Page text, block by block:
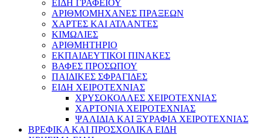
ΕΙΔΗ ΓΡΑΦΕΙΟΥ
ΑΡΙΘΜΟΜΗΧΑΝΕΣ ΠΡΑΞΕΩΝ
ΧΑΡΤΕΣ ΚΑΙ ΑΤΛΑΝΤΕΣ
ΚΙΜΩΛΙΕΣ
ΑΡΙΘΜΗΤΗΡΙΟ
ΕΚΠΑΙΔΕΥΤΙΚΟΙ ΠΙΝΑΚΕΣ
ΒΑΦΕΣ ΠΡΟΣΩΠΟΥ
ΠΑΙΔΙΚΕΣ ΣΦΡΑΓΙΔΕΣ
ΕΙΔΗ ΧΕΙΡΟΤΕΧΝΙΑΣ
ΧΡΥΣΟΚΟΛΛΕΣ ΧΕΙΡΟΤΕΧΝΙΑΣ
ΧΑΡΤΟΝΙΑ ΧΕΙΡΟΤΕΧΝΙΑΣ
ΨΑΛΙΔΙΑ ΚΑΙ ΞΥΡΑΦΙΑ ΧΕΙΡΟΤΕΧΝΙΑΣ
ΒΡΕΦΙΚΑ ΚΑΙ ΠΡΟΣΧΟΛΙΚΑ ΕΙΔΗ